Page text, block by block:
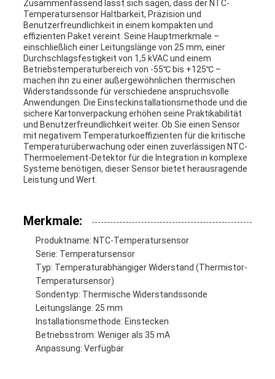
Zusammenfassend lässt sich sagen, dass der NTC-
Temperatursensor Haltbarkeit, Präzision und
Benutzerfreundlichkeit in einem kompakten und
effizienten Paket vereint. Seine Hauptmerkmale –
einschließlich einer Leitungslänge von 25 mm, einer
Durchschlagsfestigkeit von 1,5 kVAC und einem
Betriebstemperaturbereich von -55℃ bis +125℃ –
machen ihn zu einer außergewöhnlichen thermischen
Widerstandssonde für verschiedene anspruchsvolle
Anwendungen. Die Einsteckinstallationsmethode und die
sichere Kartonverpackung erhöhen seine Praktikabilität
und Benutzerfreundlichkeit weiter. Ob Sie einen Sensor
mit negativem Temperaturkoeffizienten für die kritische
Temperaturüberwachung oder einen zuverlässigen NTC-
Thermoelement-Detektor für die Integration in komplexe
Systeme benötigen, dieser Sensor bietet herausragende
Leistung und Wert.
Merkmale:
Produktname: NTC-Temperatursensor
Serie: Temperatursensor
Typ: Temperaturabhängiger Widerstand (Thermistor-
Temperatursensor)
Sondentyp: Thermische Widerstandssonde
Leitungslänge: 25 mm
Installationsmethode: Einstecken
Betriebsstrom: Weniger als 35 mA
Anpassung: Verfügbar